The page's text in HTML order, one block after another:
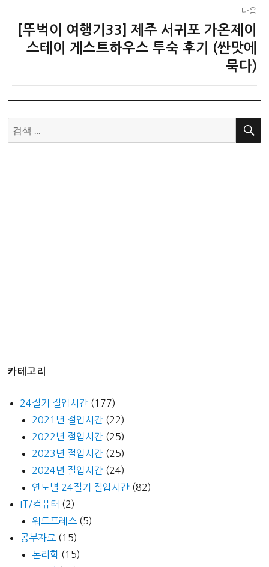
다음
[뚜벅이 여행기33] 제주 서귀포 가온제이
스테이 게스트하우스 투숙 후기 (싼맛에
묵다)
검
색:
검
카테고리
24절기 절입시간 (177)
2021년 절입시간 (22)
2022년 절입시간 (25)
2023년 절입시간 (25)
2024년 절입시간 (24)
연도별 24절기 절입시간 (82)
IT/컴퓨터 (2)
워드프레스 (5)
공부자료 (15)
논리학 (15)